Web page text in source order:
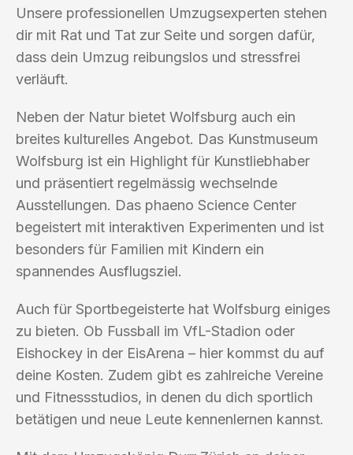
Unsere professionellen Umzugsexperten stehen
dir mit Rat und Tat zur Seite und sorgen dafür,
dass dein Umzug reibungslos und stressfrei
verläuft.
Neben der Natur bietet Wolfsburg auch ein
breites kulturelles Angebot. Das Kunstmuseum
Wolfsburg ist ein Highlight für Kunstliebhaber
und präsentiert regelmässig wechselnde
Ausstellungen. Das phaeno Science Center
begeistert mit interaktiven Experimenten und ist
besonders für Familien mit Kindern ein
spannendes Ausflugsziel.
Auch für Sportbegeisterte hat Wolfsburg einiges
zu bieten. Ob Fussball im VfL-Stadion oder
Eishockey in der EisArena – hier kommst du auf
deine Kosten. Zudem gibt es zahlreiche Vereine
und Fitnessstudios, in denen du dich sportlich
betätigen und neue Leute kennenlernen kannst.